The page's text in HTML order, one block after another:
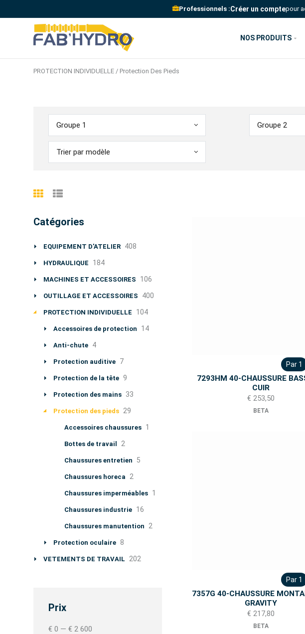
Professionnels :Créer un comptepour
NOS PRODUITS
PROTECTION INDIVIDUELLE / Protection Des Pieds
Groupe 1 Groupe 2
Trier par modèle
Par 1
7293HM 40-CHAUSSURE
CUIR
€ 253,50
BETA
Par 1
7357G 40-CHAUSSURE
GRAVITY
€ 217,80
BETA
Catégories
EQUIPEMENT D'ATELIER 408
HYDRAULIQUE 184
MACHINES ET ACCESSOIRES 106
OUTILLAGE ET ACCESSOIRES 400
PROTECTION INDIVIDUELLE 104
Accessoires de protection 14
Anti-chute 4
Protection auditive 7
Protection de la tête 9
Protection des mains 33
Protection des pieds 29
Accessoires chaussures 1
Bottes de travail 2
Chaussures entretien 5
Chaussures horeca 2
Chaussures imperméables 1
Chaussures industrie 16
Chaussures manutention 2
Protection oculaire 8
VETEMENTS DE TRAVAIL 202
Prix
€ 0 — € 2 600